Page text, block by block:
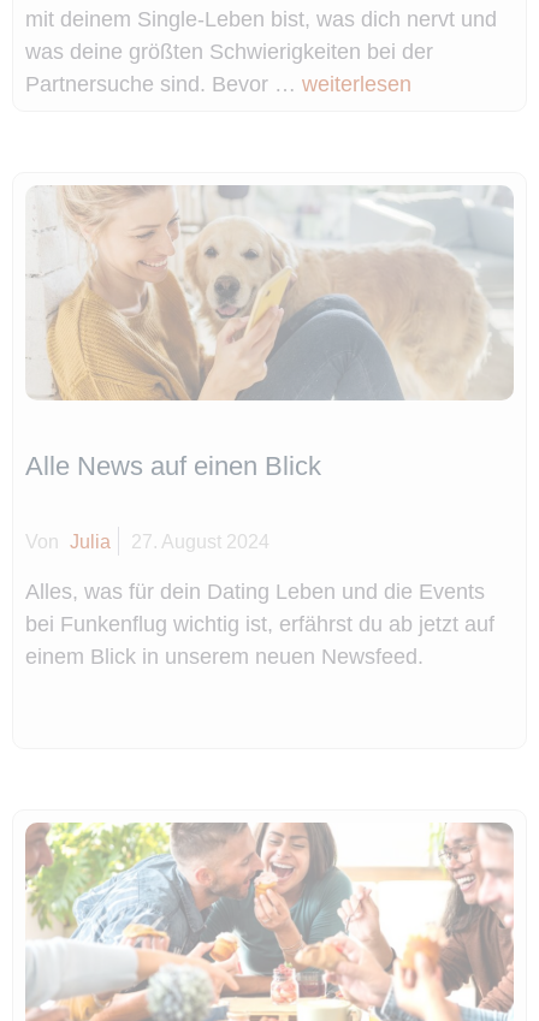
mit deinem Single-Leben bist, was dich nervt und
was deine größten Schwierigkeiten bei der
Partnersuche sind. Bevor … weiterlesen
Alle News auf einen Blick
Von Julia 27. August 2024
Alles, was für dein Dating Leben und die Events
bei Funkenflug wichtig ist, erfährst du ab jetzt auf
einem Blick in unserem neuen Newsfeed.